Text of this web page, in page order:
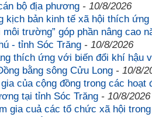
bộ địa phương - 10/8/2026
kịch bản kinh tế xã hội thích
trường” góp phần nâng cao
- tỉnh Sóc Trăng - 10/8/2026
thích ứng với biến đổi khí hậu
bằng sông Cửu Long - 10/8/
của cộng đồng trong các hoạt
tại tỉnh Sóc Trăng - 10/8/2026
gia cuả các tổ chức xã hội